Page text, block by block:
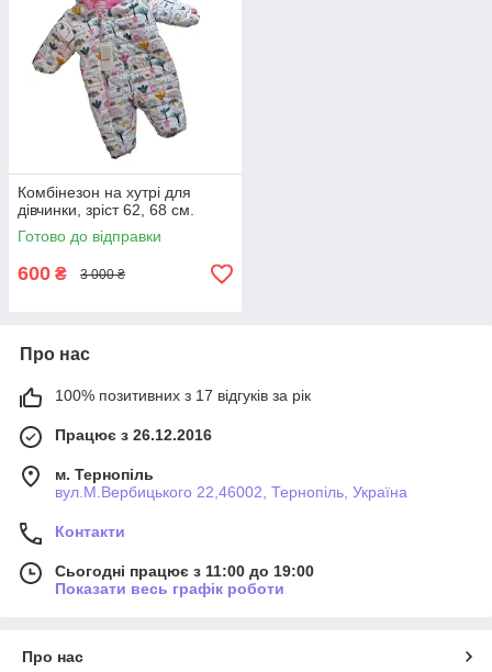
Комбінезон на хутрі для
дівчинки, зріст 62, 68 см.
Готово до відправки
600 ₴ 3 000 ₴
Про нас
100% позитивних з 17 відгуків за рік
Працює з 26.12.2016
м. Тернопіль
вул.М.Вербицького 22,46002, Тернопіль, Україна
Контакти
Сьогодні працює з 11:00 до 19:00
Показати весь графік роботи
Про нас